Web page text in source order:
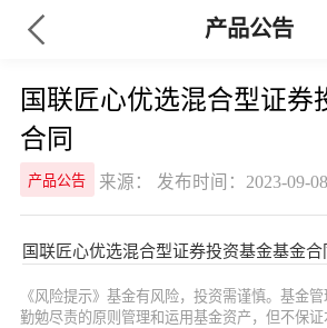
产品公告
国联匠心优选混合型证券
合同
产品公告 来源： 发布时间：2023-09-08
国联匠心优选混合型证券投资基金基金合
《风险提示》基金有风险，投资需谨慎。基金管
勤勉尽责的原则管理和运用基金资产，但不保